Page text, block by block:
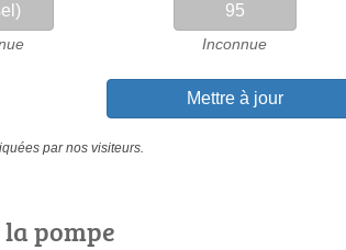
95
Inconnue
Mettre à jour
par nos visiteurs.
pompe